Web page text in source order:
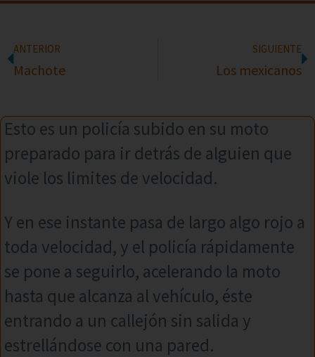
ANTERIOR
Machote
SIGUIENTE
Los mexicanos
Esto es un policía subido en su moto
preparado para ir detrás de alguien que
viole los limites de velocidad.
Y en ese instante pasa de largo algo rojo a
toda velocidad, y el policía rápidamente
se pone a seguirlo, acelerando la moto
hasta que alcanza al vehículo, éste
entrando a un callejón sin salida y
estrellándose con una pared.